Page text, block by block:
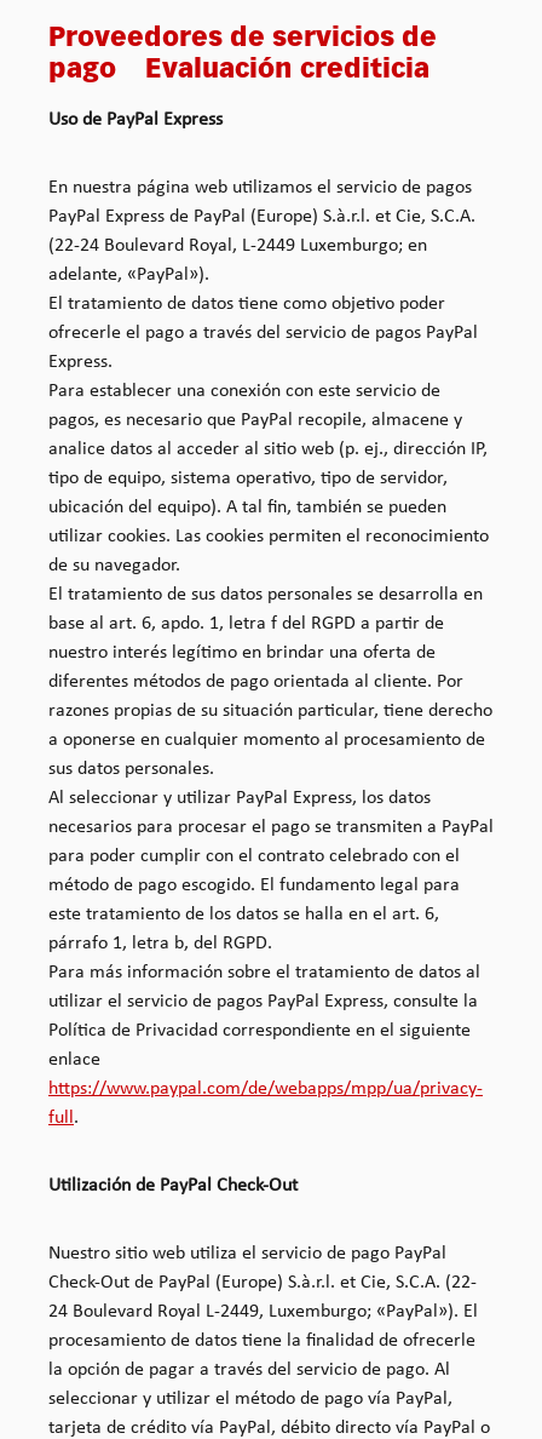
Proveedores de servicios de
pago Evaluación crediticia
Uso de PayPal Express
En nuestra página web utilizamos el servicio de pagos
PayPal Express de PayPal (Europe) S.à.r.l. et Cie, S.C.A.
(22-24 Boulevard Royal, L-2449 Luxemburgo; en
adelante, «PayPal»).
El tratamiento de datos tiene como objetivo poder
ofrecerle el pago a través del servicio de pagos PayPal
Express.
Para establecer una conexión con este servicio de
pagos, es necesario que PayPal recopile, almacene y
analice datos al acceder al sitio web (p. ej., dirección IP,
tipo de equipo, sistema operativo, tipo de servidor,
ubicación del equipo). A tal fin, también se pueden
utilizar cookies. Las cookies permiten el reconocimiento
de su navegador.
El tratamiento de sus datos personales se desarrolla en
base al art. 6, apdo. 1, letra f del RGPD a partir de
nuestro interés legítimo en brindar una oferta de
diferentes métodos de pago orientada al cliente. Por
razones propias de su situación particular, tiene derecho
a oponerse en cualquier momento al procesamiento de
sus datos personales.
Al seleccionar y utilizar PayPal Express, los datos
necesarios para procesar el pago se transmiten a PayPal
para poder cumplir con el contrato celebrado con el
método de pago escogido. El fundamento legal para
este tratamiento de los datos se halla en el art. 6,
párrafo 1, letra b, del RGPD.
Para más información sobre el tratamiento de datos al
utilizar el servicio de pagos PayPal Express, consulte la
Política de Privacidad correspondiente en el siguiente
enlace
https://www.paypal.com/de/webapps/mpp/ua/privacy-
full .
Utilización de PayPal Check-Out
Nuestro sitio web utiliza el servicio de pago PayPal
Check-Out de PayPal (Europe) S.à.r.l. et Cie, S.C.A. (22-
24 Boulevard Royal L-2449, Luxemburgo; «PayPal»). El
procesamiento de datos tiene la finalidad de ofrecerle
la opción de pagar a través del servicio de pago. Al
seleccionar y utilizar el método de pago vía PayPal,
tarjeta de crédito vía PayPal, débito directo vía PayPal o